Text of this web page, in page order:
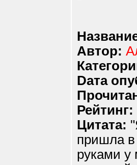
Автор:
Dата
Рейтинг:
Цитата:
пришла в
руками у